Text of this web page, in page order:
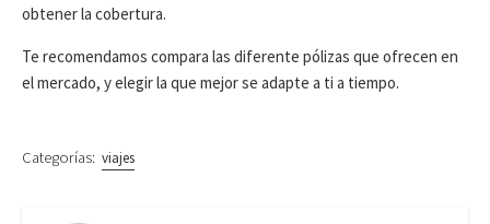
obtener la cobertura.
Te recomendamos compara las diferente pólizas que ofrecen en
el mercado, y elegir la que mejor se adapte a ti a tiempo.
Categorías: viajes